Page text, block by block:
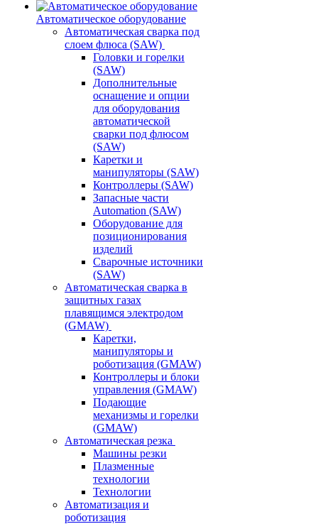
Автоматическое оборудование
Автоматическая сварка под
слоем флюса (SAW)
Головки и горелки
(SAW)
Дополнительные
оснащение и опции
для оборудования
автоматической
сварки под флюсом
(SAW)
Каретки и
манипуляторы (SAW)
Контроллеры (SAW)
Запасные части
Automation (SAW)
Оборудование для
позиционирования
изделий
Сварочные источники
(SAW)
Автоматическая сварка в
защитных газах
плавящимся электродом
(GMAW)
Каретки,
манипуляторы и
роботизация (GMAW)
Контроллеры и блоки
управления (GMAW)
Подающие
механизмы и горелки
(GMAW)
Автоматическая резка
Машины резки
Плазменные
технологии
Технологии
Автоматизация и
роботизация